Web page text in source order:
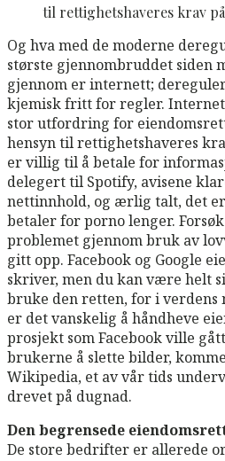
til rettighetshaveres krav
Og hva med de moderne
største gjennombruddet siden
gjennom er internett;
kjemisk fritt for regler.
stor utfordring for
hensyn til rettighetshaveres
er villig til å betale for
delegert til Spotify, avisene
nettinnhold, og ærlig talt, det
betaler for porno lenger.
problemet gjennom bruk av
gitt opp. Facebook og Google
skriver, men du kan være helt
bruke den retten, for i verdens
er det vanskelig å håndheve
prosjekt som Facebook ville
brukerne å slette bilder,
Wikipedia, et av vår tids
drevet på dugnad.
Den begrensede
De store bedrifter er allerede